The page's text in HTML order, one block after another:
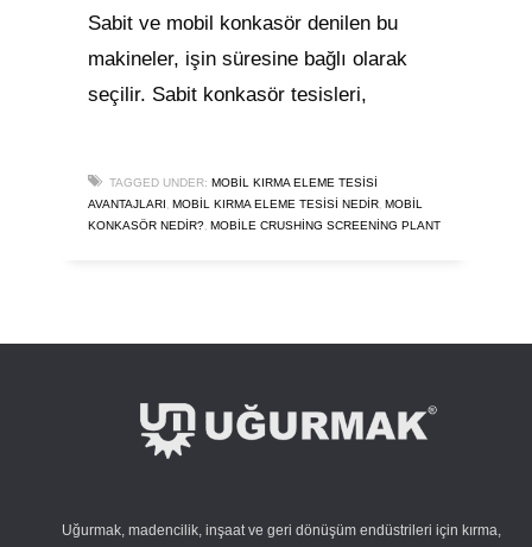
Sabit ve mobil konkasör denilen bu
makineler, işin süresine bağlı olarak
seçilir. Sabit konkasör tesisleri,
TAGGED UNDER: MOBIL KIRMA ELEME TESISI
AVANTAJLARI, MOBIL KIRMA ELEME TESISI NEDIR, MOBIL
KONKASÖR NEDIR?, MOBILE CRUSHING SCREENING PLANT
Uğurmak, madencilik, inşaat ve geri dönüşüm endüstrileri için kırma,